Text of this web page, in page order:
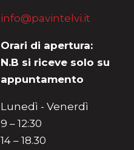
info@pavintelvi.it
Orari di apertura:
N.B si riceve solo su
appuntamento
Lunedì - Venerdì
9 – 12:30
14 – 18.30